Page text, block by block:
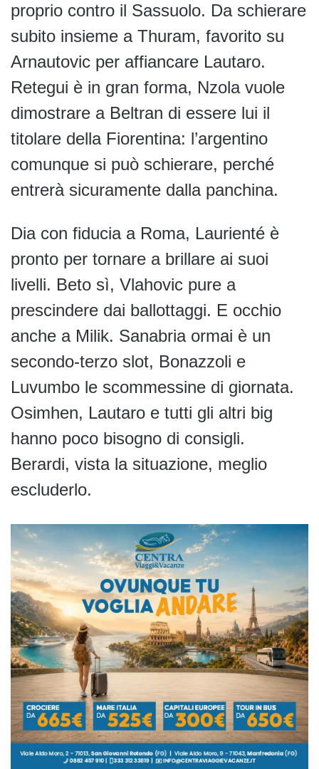
proprio contro il Sassuolo. Da schierare
subito insieme a Thuram, favorito su
Arnautovic per affiancare Lautaro.
Retegui è in gran forma, Nzola vuole
dimostrare a Beltran di essere lui il
titolare della Fiorentina: l’argentino
comunque si può schierare, perché
entrerà sicuramente dalla panchina.
Dia con fiducia a Roma, Laurienté è
pronto per tornare a brillare ai suoi
livelli. Beto sì, Vlahovic pure a
prescindere dai ballottaggi. E occhio
anche a Milik. Sanabria ormai è un
secondo-terzo slot, Bonazzoli e
Luvumbo le scommessine di giornata.
Osimhen, Lautaro e tutti gli altri big
hanno poco bisogno di consigli.
Berardi, vista la situazione, meglio
escluderlo.